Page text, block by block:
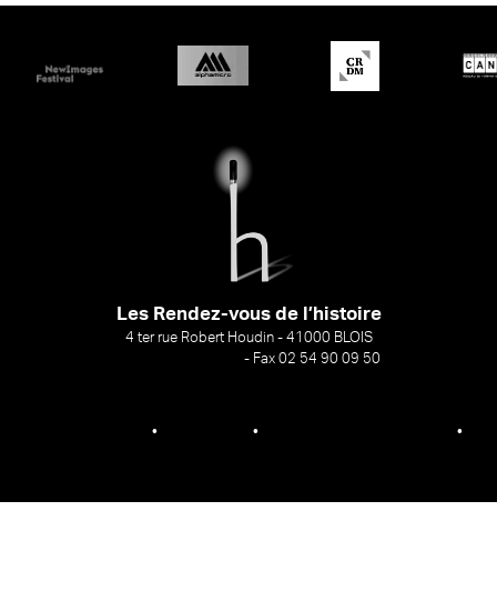
Les Rendez-vous de l’histoire
4 ter rue Robert Houdin - 41000 BLOIS
- Fax 02 54 90 09 50